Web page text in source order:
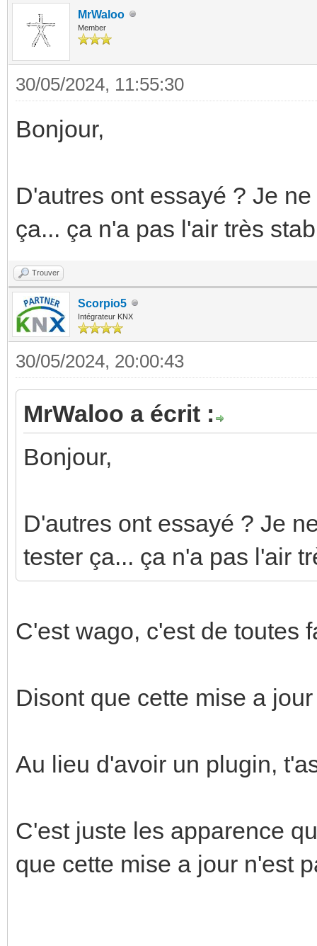
MrWaloo
Member
30/05/2024, 11:55:30
Bonjour,
D'autres ont essayé ? Je
ça... ça n'a pas l'air très
Trouver
Scorpio5
Intégrateur KNX
30/05/2024, 20:00:43
MrWaloo a écrit :
Bonjour,
D'autres ont essayé ? Je
tester ça... ça n'a pas l'air
C'est wago, c'est de toutes
Disont que cette mise a
Au lieu d'avoir un plugin,
C'est juste les apparence
que cette mise a jour n'est